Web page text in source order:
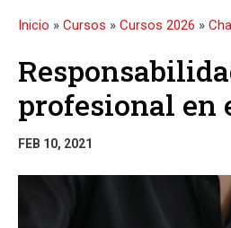
Inicio »Cursos »Cursos 2026 »
profesional en
FEB 10, 2021